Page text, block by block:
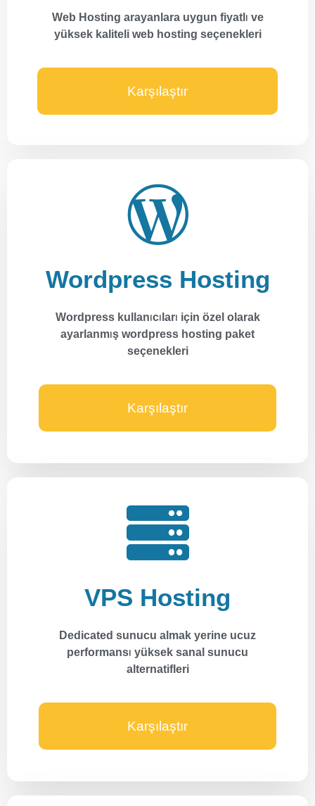
Web Hosting arayanlara uygun fiyatlı ve
yüksek kaliteli web hosting seçenekleri
Karşılaştır
Wordpress Hosting
Wordpress kullanıcıları için özel olarak
ayarlanmış wordpress hosting paket
seçenekleri
Karşılaştır
VPS Hosting
Dedicated sunucu almak yerine ucuz
performansı yüksek sanal sunucu
alternatifleri
Karşılaştır